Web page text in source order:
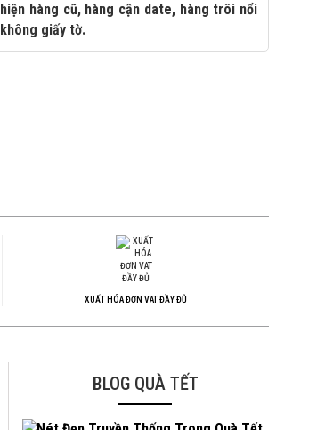
hiện hàng cũ, hàng cận date, hàng trôi nổi
không giấy tờ.
XUẤT HÓA ĐƠN VAT ĐẦY ĐỦ
BLOG QUÀ TẾT